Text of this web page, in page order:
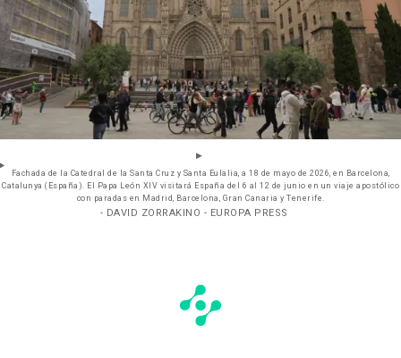
Fachada de la Catedral de la Santa Cruz y Santa Eulalia, a 18 de mayo de 2026, en Barcelona,
Catalunya (España). El Papa León XIV visitará España del 6 al 12 de junio en un viaje apostólico
con paradas en Madrid, Barcelona, Gran Canaria y Tenerife.
- DAVID ZORRAKINO - EUROPA PRESS